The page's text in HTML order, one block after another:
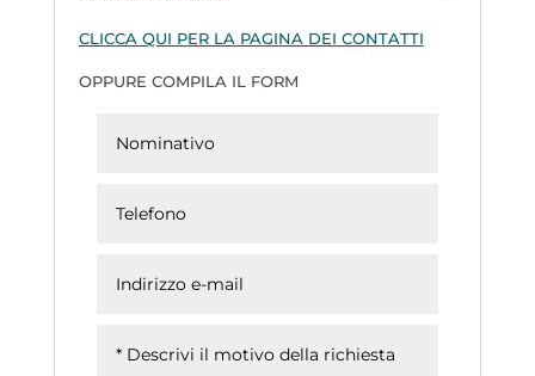
CLICCA QUI PER LA PAGINA DEI CONTATTI
OPPURE COMPILA IL FORM